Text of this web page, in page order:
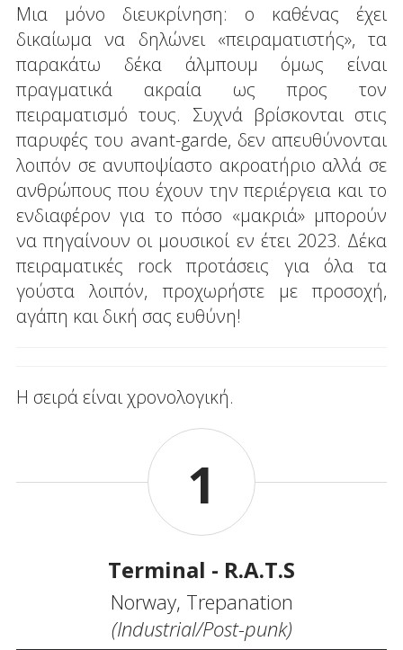
Μια μόνο διευκρίνηση: ο καθένας έχει
δικαίωμα να δηλώνει «πειραματιστής», τα
παρακάτω δέκα άλμπουμ όμως είναι
πραγματικά ακραία ως προς τον
πειραματισμό τους. Συχνά βρίσκονται στις
παρυφές του avant-garde, δεν απευθύνονται
λοιπόν σε ανυποψίαστο ακροατήριο αλλά σε
ανθρώπους που έχουν την περιέργεια και το
ενδιαφέρον για το πόσο «μακριά» μπορούν
να πηγαίνουν οι μουσικοί εν έτει 2023. Δέκα
πειραματικές rock προτάσεις για όλα τα
γούστα λοιπόν, προχωρήστε με προσοχή,
αγάπη και δική σας ευθύνη!
Η σειρά είναι χρονολογική.
1
Terminal - R.A.T.S
Norway, Trepanation
(Industrial/Post-punk)